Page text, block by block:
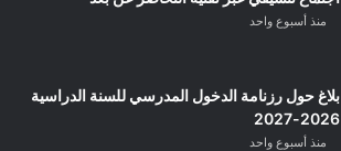
منذ أسبوع واحد
بلاغ حول رزنامة الدخول المدرسي للسنة الدراسية
2026-2027
منذ أسبوع واحد